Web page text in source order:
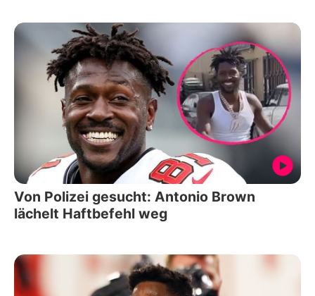
Von Polizei gesucht: Antonio Brown
lächelt Haftbefehl weg